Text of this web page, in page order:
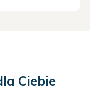
Ciebie